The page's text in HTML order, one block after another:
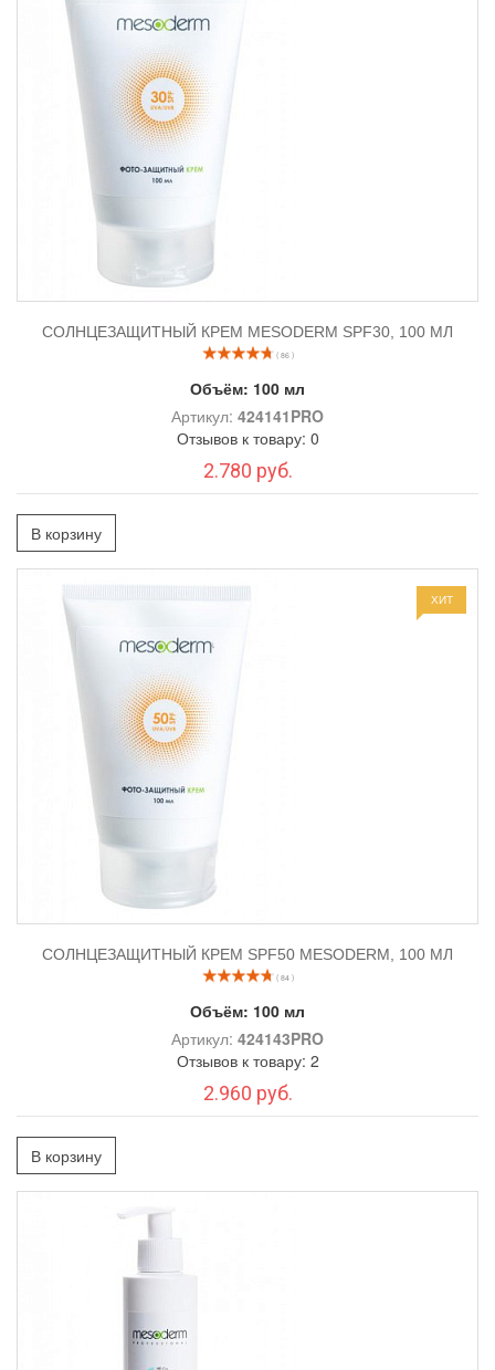
СОЛНЦЕЗАЩИТНЫЙ КРЕМ MESODERM SPF30, 100 МЛ
( 86 )
Объём: 100 мл
Артикул: 424141PRO
Отзывов к товару: 0
2.780 руб.
В корзину
ХИТ
СОЛНЦЕЗАЩИТНЫЙ КРЕМ SPF50 MESODERM, 100 МЛ
( 84 )
Объём: 100 мл
Артикул: 424143PRO
Отзывов к товару: 2
2.960 руб.
В корзину